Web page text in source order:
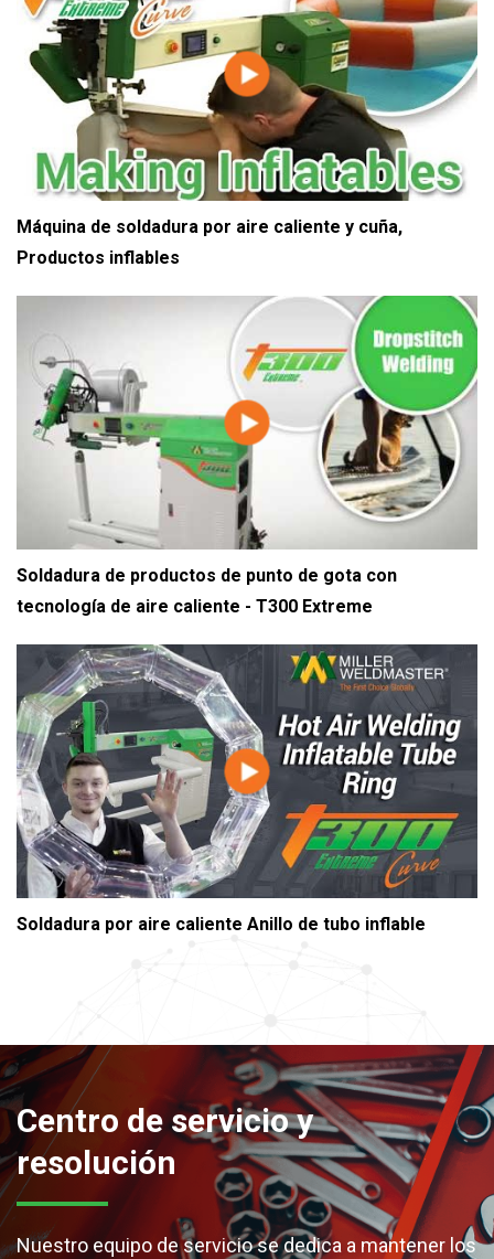
Tobogán hinchable de evacuación
Máquina de soldadura por aire caliente y cuña,
Productos inflables
Soldadura de productos de punto de gota con
tecnología de aire caliente - T300 Extreme
Soldadura por aire caliente Anillo de tubo inflable
Centro de servicio y
resolución
Nuestro equipo de servicio se dedica a mantener los